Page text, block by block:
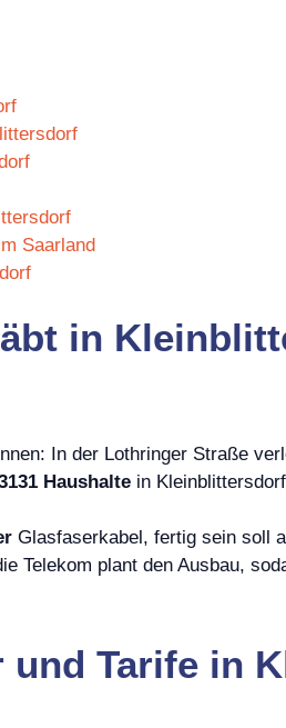
Saarland
in
In der Lothringer Straße
Haushalte in
Glasfaserkabel, fertig sein soll
Telekom plant den Ausbau,
und Tarife in